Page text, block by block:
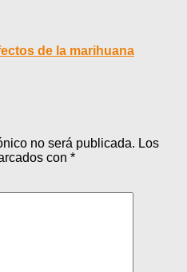
de la marihuana
no será publicada. Los
con *